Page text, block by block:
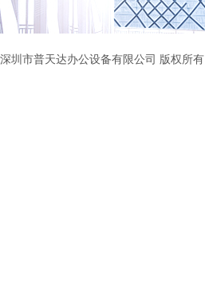
深圳市普天达办公设备有限公司 版权所有